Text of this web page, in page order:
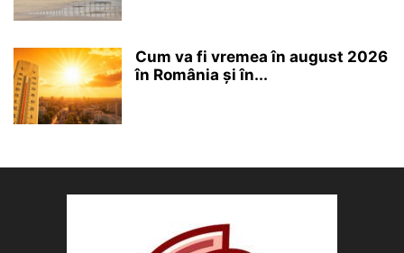
Cum va fi vremea în august 2026
în România și în...